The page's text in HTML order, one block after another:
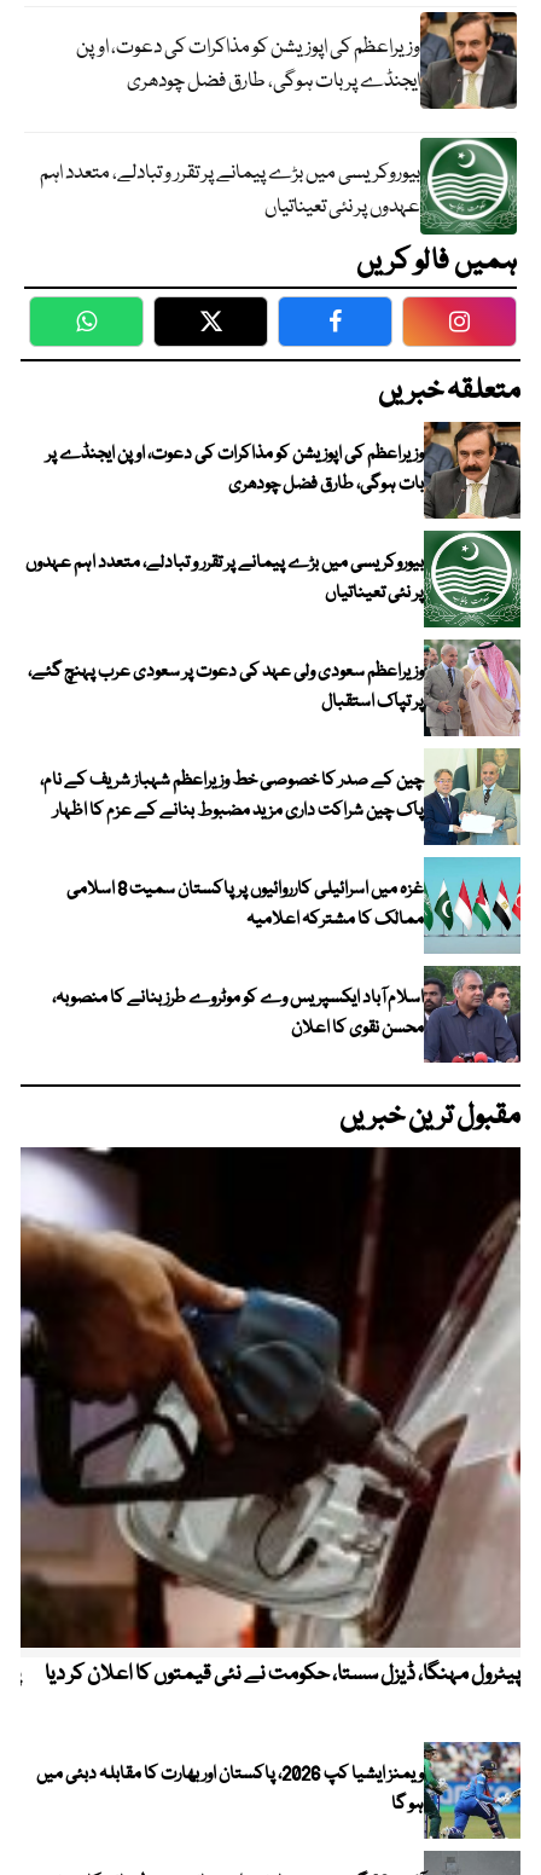
وزیراعظم کی اپوزیشن کو مذاکرات کی دعوت، اوپن
ایجنڈے پر بات ہوگی، طارق فضل چودھری
بیوروکریسی میں بڑے پیمانے پر تقرر و تبادلے، متعدد اہم
عہدوں پر نئی تعیناتیاں
ہمیں فالو کریں
WhatsApp Twitter Facebook
متعلقہ خبریں
وزیراعظم کی اپوزیشن کو مذاکرات کی دعوت، اوپن ایجنڈے پر
بات ہوگی، طارق فضل چودھری
بیوروکریسی میں بڑے پیمانے پر تقرر و تبادلے، متعدد اہم عہدوں
پر نئی تعیناتیاں
وزیراعظم سعودی ولی عہد کی دعوت پر سعودی عرب پہنچ گئے،
پر تپاک استقبال
چین کے صدر کا خصوصی خط وزیراعظم شہباز شریف کے نام،
پاک چین شراکت داری مزید مضبوط بنانے کے عزم کا اظہار
غزہ میں اسرائیلی کارروائیوں پر پاکستان سمیت 8 اسلامی
ممالک کا مشترکہ اعلامیہ
اسلام آباد ایکسپریس وے کو موٹروے طرز بنانے کا منصوبہ،
محسن نقوی کا اعلان
مقبول ترین خبریں
پیٹرول مہنگا، ڈیزل سستا، حکومت نے نئی قیمتوں کا اعلان کر دیا
ویمنز ایشیا کپ 2026، پاکستان اور بھارت کا مقابلہ دبئی میں
ہو گا